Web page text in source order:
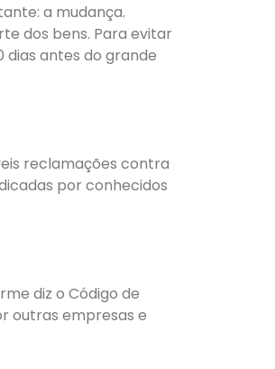
a mudança.
dos bens. Para evitar
antes do grande
reclamações contra
por conhecidos
diz o Código de
outras empresas e